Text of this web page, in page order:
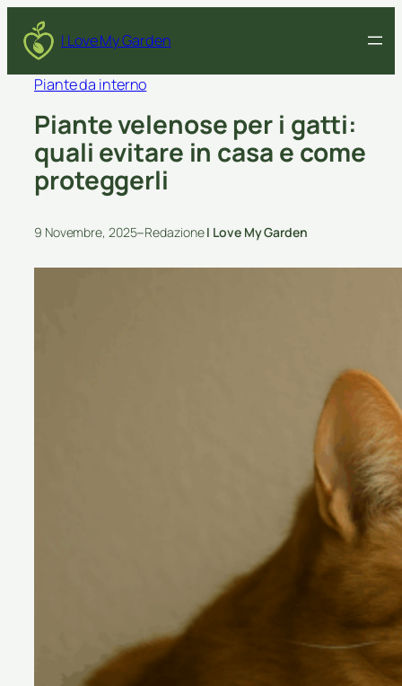
I Love My Garden
Piante da interno
Piante velenose per i gatti:
quali evitare in casa e come
proteggerli
9 Novembre, 2025–RedazioneI Love My Garden